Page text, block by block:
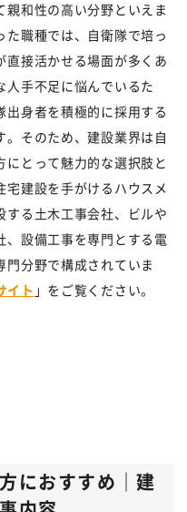
親和性の高い分野といえま
た職種では、自衛隊で培っ
直接活かせる場面が多くあ
人手不足に悩んでいるた
出身者を積極的に採用する
。そのため、建設業界は自
とって魅力的な選択肢と
宅建設を手がけるハウスメ
する土木工事会社、ビルや
、設備工事を専門とする電
門分野で構成されていま
イト 」をご覧ください。
におすすめ｜建